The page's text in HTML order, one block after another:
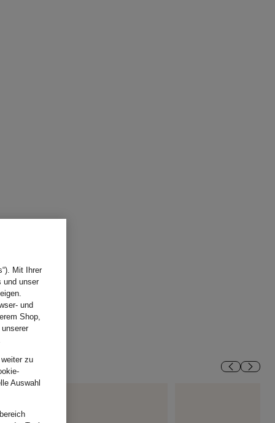
Mit Ihrer
und unser
und
Shop,
zu
Auswahl